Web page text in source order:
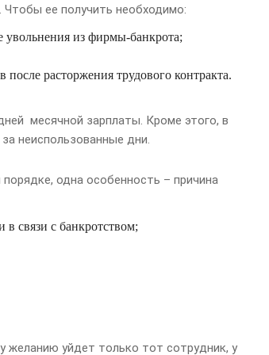
ее получить необходимо:
увольнения из фирмы-банкрота;
после расторжения трудового контракта.
месячной зарплаты. Кроме этого, в
неиспользованные дни.
одна особенность – причина
в связи с банкротством;
желанию уйдет только тот сотрудник, у